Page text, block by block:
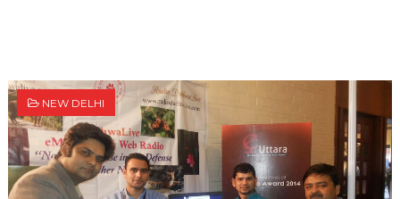
NEW DELHI